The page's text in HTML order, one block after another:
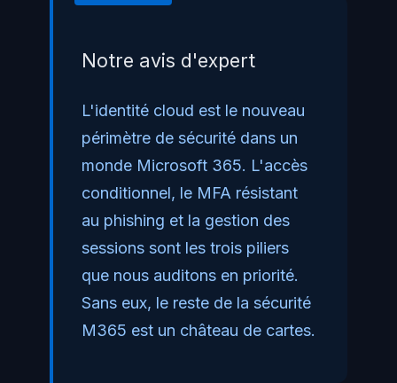
Notre avis d'expert
L'identité cloud est le nouveau
périmètre de sécurité dans un
monde Microsoft 365. L'accès
conditionnel, le MFA résistant
au phishing et la gestion des
sessions sont les trois piliers
que nous auditons en priorité.
Sans eux, le reste de la sécurité
M365 est un château de cartes.